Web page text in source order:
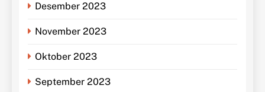
Desember 2023
November 2023
Oktober 2023
September 2023